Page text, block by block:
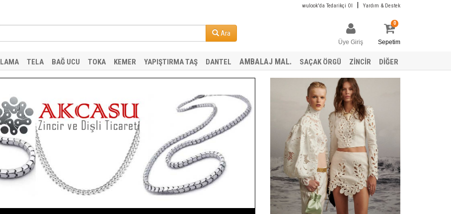
wulook'da Tedarikçi Ol Yardım & Destek
Üye Giriş Sepetim
0
Ara
TELA BAĞ UCU TOKA KEMER YAPIŞTIRMA TAŞ DANTEL AMBALAJ MAL. SAÇAK ÖRGÜ ZİNCİR DİĞER